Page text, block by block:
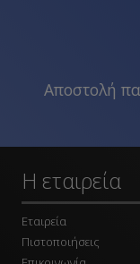
Αποστολή
Η εταιρεία
Εταιρεία
Πιστοποιήσεις